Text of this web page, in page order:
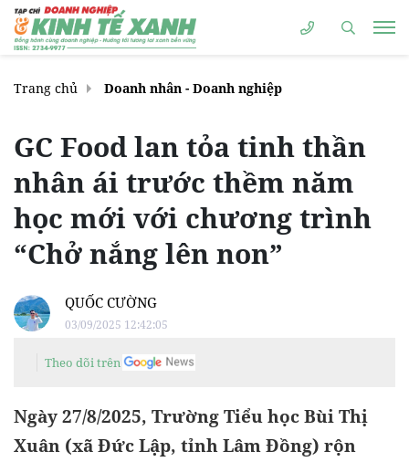
Trang chủ Doanh nhân - Doanh nghiệp
GC Food lan tỏa tinh thần
nhân ái trước thềm năm
học mới với chương trình
“Chở nắng lên non”
QUỐC CƯỜNG
03/09/2025 12:42:05
Theo dõi trên
Ngày 27/8/2025, Trường Tiểu học Bùi Thị
Xuân (xã Đức Lập, tỉnh Lâm Đồng) rộn